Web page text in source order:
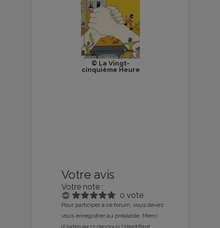
© La Vingt-
cinquième Heure
Votre avis
Votre note :
0 vote
Pour participer à ce forum, vous devez
vous enregistrer au préalable. Merci
d’indiquer ci-dessous l’identifiant